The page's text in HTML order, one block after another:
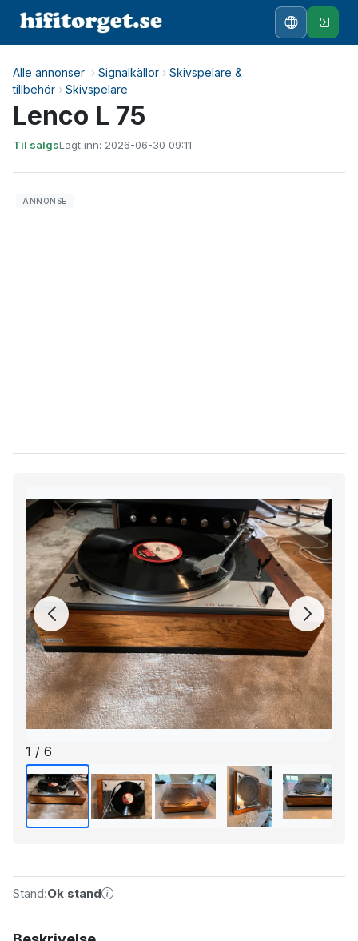
Alle annonser › Signalkällor › Skivspelare &
tillbehör › Skivspelare
Lenco L 75
Til salgsLagt inn: 2026-06-30 09:11
1 / 6
Stand:Ok stand